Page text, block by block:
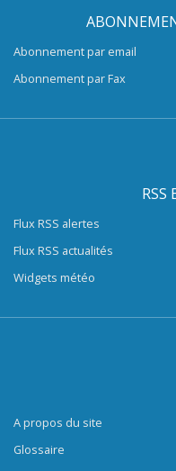
Abonnement par email
Abonnement par Fax
RSS
Flux RSS alertes
Flux RSS actualités
Widgets météo
A propos du site
Glossaire